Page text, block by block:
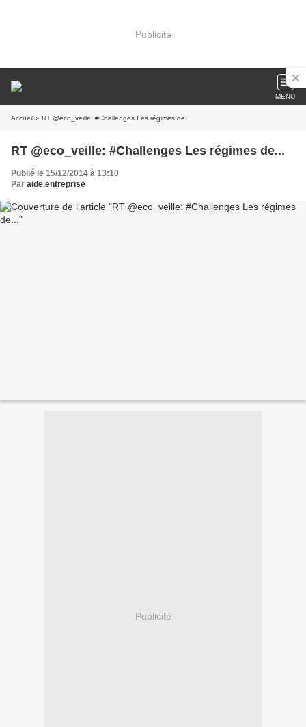
Publicité
MENU
Accueil » RT @eco_veille: #Challenges Les régimes de...
RT @eco_veille: #Challenges Les régimes de...
Publié le 15/12/2014 à 13:10
Par aide.entreprise
Publicité